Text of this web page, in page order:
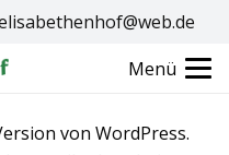
Menü
von WordPress.